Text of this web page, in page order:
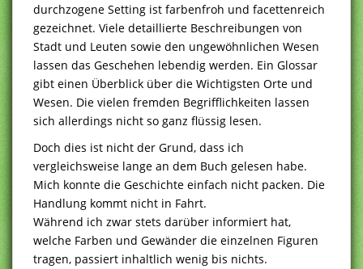
durchzogene Setting ist farbenfroh und facettenreich
gezeichnet. Viele detaillierte Beschreibungen von
Stadt und Leuten sowie den ungewöhnlichen Wesen
lassen das Geschehen lebendig werden. Ein Glossar
gibt einen Überblick über die Wichtigsten Orte und
Wesen. Die vielen fremden Begrifflichkeiten lassen
sich allerdings nicht so ganz flüssig lesen.
Doch dies ist nicht der Grund, dass ich
vergleichsweise lange an dem Buch gelesen habe.
Mich konnte die Geschichte einfach nicht packen. Die
Handlung kommt nicht in Fahrt.
Während ich zwar stets darüber informiert hat,
welche Farben und Gewänder die einzelnen Figuren
tragen, passiert inhaltlich wenig bis nichts.